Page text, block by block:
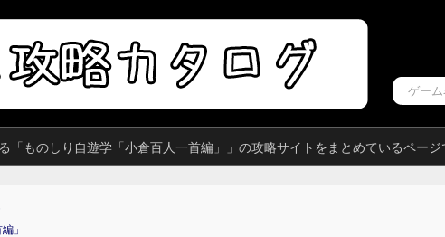
「ものしり自遊学「小倉百人一首編」」の攻略サイトをまとめているページ
」